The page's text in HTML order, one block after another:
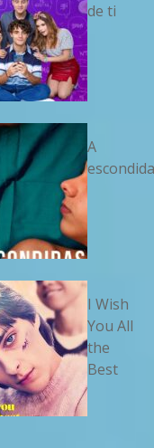
de ti
A
I Wish
You All
the
Best